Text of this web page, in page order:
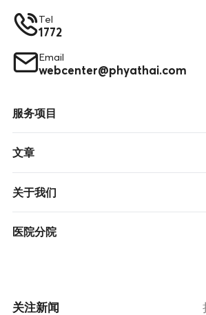
Tel
1772
Email
webcenter@phyathai.com
服务项目
文章
关于我们
医院分院
关注新闻